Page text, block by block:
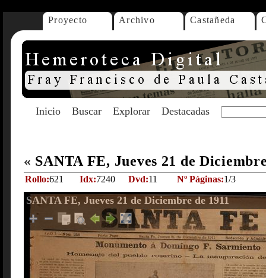
Proyecto Archivo Castañeda
Inicio Buscar Explorar Destacadas
« SANTA FE, Jueves 21 de
Rollo:621 Idx:7240 Dvd:11 Nº Páginas:1/3
SANTA FE, Jueves 21 de Diciembre de 1911